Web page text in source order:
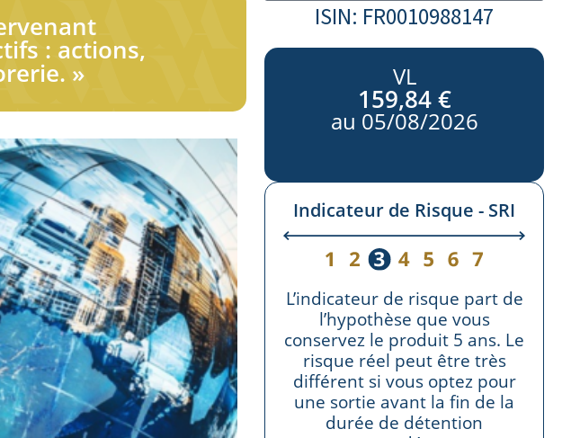
: actions,
»
ISIN: FR0010988147
VL
159,84 €
au 05/08/2026
Indicateur de Risque - SRI
L’indicateur de risque part de
l’hypothèse que vous
conservez le produit 5 ans. Le
risque réel peut être très
différent si vous optez pour
une sortie avant la fin de la
durée de détention